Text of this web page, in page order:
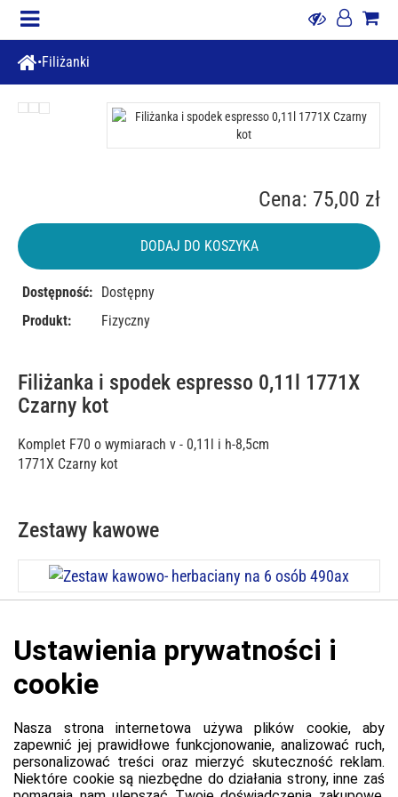
Filiżanki
Filiżanka i spodek espresso 0,11l 1771X
Czarny kot
Komplet F70 o wymiarach v - 0,11l i h-8,5cm
1771X Czarny kot
Cena: 75,00 zł
DODAJ DO KOSZYKA
Dostępność: Dostępny
Produkt:
Fizyczny
Zestawy kawowe
Zestaw kawowo- herbaciany na 6 osób 490ax
Informacje o platformie
Regulamin dla kupujących
Polityka prywatności platformy